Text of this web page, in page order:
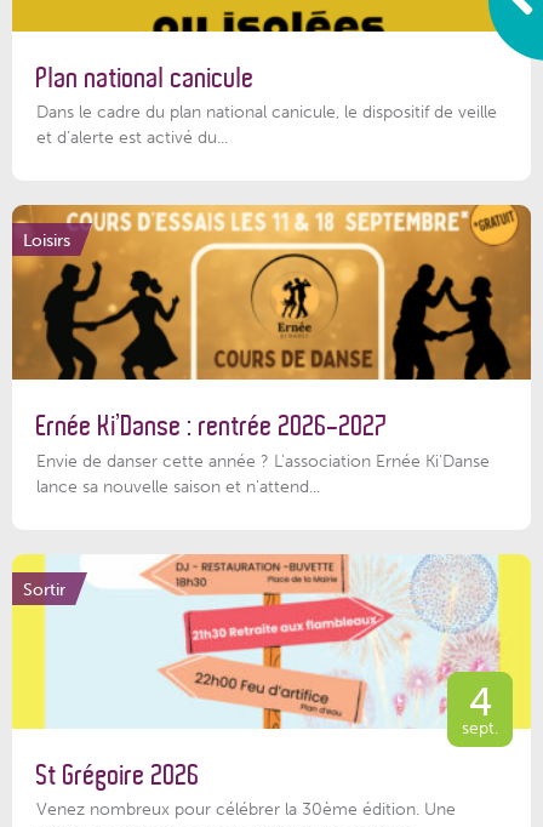
Plan national canicule
Dans le cadre du plan national canicule, le dispositif de veille
et d’alerte est activé du...
Loisirs
Ernée Ki’Danse : rentrée 2026-2027
Envie de danser cette année ? L'association Ernée Ki'Danse
lance sa nouvelle saison et n'attend...
Sortir
4
sept.
St Grégoire 2026
Venez nombreux pour célébrer la 30ème édition. Une